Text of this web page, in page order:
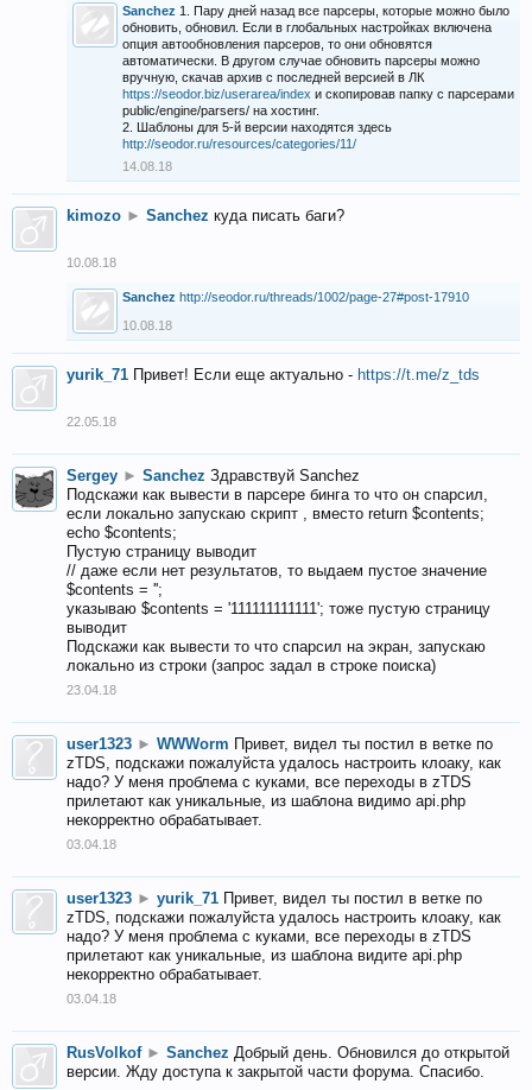
Sanchez 1. Пару дней назад все парсеры, которые можно было
обновить, обновил. Если в глобальных настройках включена
опция автообновления парсеров, то они обновятся
автоматически. В другом случае обновить парсеры можно
вручную, скачав архив с последней версией в ЛК
https://seodor.biz/userarea/index и скопировав папку с парсерами
public/engine/parsers/ на хостинг.
2. Шаблоны для 5-й версии находятся здесь
http://seodor.ru/resources/categories/11/
14.08.18
kimozo ► Sanchez куда писать баги?
10.08.18
Sanchez http://seodor.ru/threads/1002/page-27#post-17910
10.08.18
yurik_71 Привет! Если еще актуально - https://t.me/z_tds
22.05.18
Sergey ► Sanchez Здравствуй Sanchez
Подскажи как вывести в парсере бинга то что он спарсил,
если локально запускаю скрипт , вместо return $contents;
echo $contents;
Пустую страницу выводит
// даже если нет результатов, то выдаем пустое значение
$contents = '';
указываю $contents = '111111111111'; тоже пустую страницу
выводит
Подскажи как вывести то что спарсил на экран, запускаю
локально из строки (запрос задал в строке поиска)
23.04.18
user1323 ► WWWorm Привет, видел ты постил в ветке по
zTDS, подскажи пожалуйста удалось настроить клоаку, как
надо? У меня проблема с куками, все переходы в zTDS
прилетают как уникальные, из шаблона видимо api.php
некорректно обрабатывает.
03.04.18
user1323 ► yurik_71 Привет, видел ты постил в ветке по
zTDS, подскажи пожалуйста удалось настроить клоаку, как
надо? У меня проблема с куками, все переходы в zTDS
прилетают как уникальные, из шаблона видите api.php
некорректно обрабатывает.
03.04.18
RusVolkof ► Sanchez Добрый день. Обновился до открытой
версии. Жду доступа к закрытой части форума. Спасибо.